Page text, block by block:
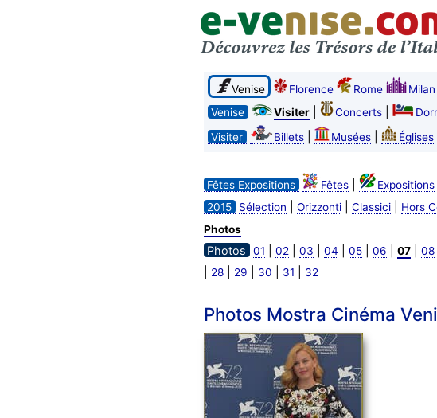
Venise Florence Rome
Milan
Venise
Visiter| Concerts|
Visiter
Billets| Musées| Églises|
Fêtes Expositions Fêtes| Expositions
2015
Sélection Orizzonti| Classici| Hors
Photos
Photos 01 02 03 04 05| 06 07| 08
28| 29 30 31 32
Photos Mostra Cinéma